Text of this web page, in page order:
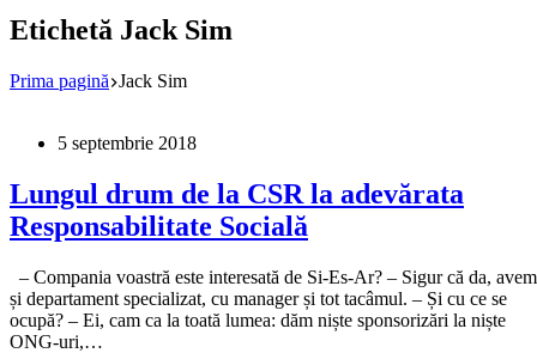
Etichetă Jack Sim
Prima pagină Jack Sim
5 septembrie 2018
Lungul drum de la CSR la adevărata
Responsabilitate Socială
– Compania voastră este interesată de Si-Es-Ar? – Sigur că da, avem
și departament specializat, cu manager și tot tacâmul. – Și cu ce se
ocupă? – Ei, cam ca la toată lumea: dăm niște sponsorizări la niște
ONG-uri,…